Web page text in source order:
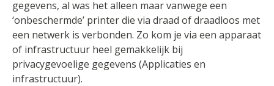
gegevens, al was het alleen maar vanwege een
‘onbeschermde’ printer die via draad of draadloos met
een netwerk is verbonden. Zo kom je via een apparaat
of infrastructuur heel gemakkelijk bij
privacygevoelige gegevens (Applicaties en
infrastructuur).